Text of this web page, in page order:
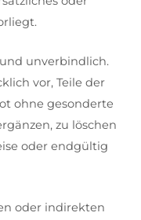
unverbindlich.
vor, Teile der
ohne gesonderte
zu löschen
oder endgültig
oder indirekten